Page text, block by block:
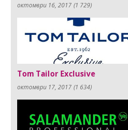
октомври 16, 2017 (1 729)
Tom Tailor Exclusive
октомври 17, 2017 (1 634)